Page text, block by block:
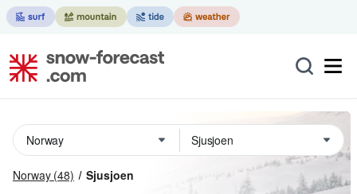
Norway (48) Sjusjoen